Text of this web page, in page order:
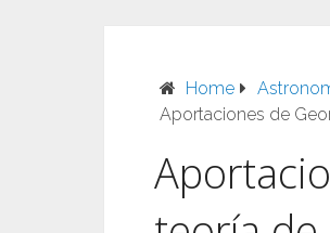
Home
Aportaciones de